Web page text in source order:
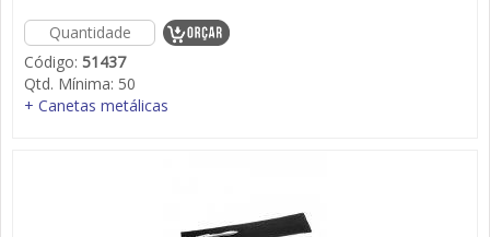
Código: 51437
Qtd. Mínima: 50
+ Canetas metálicas